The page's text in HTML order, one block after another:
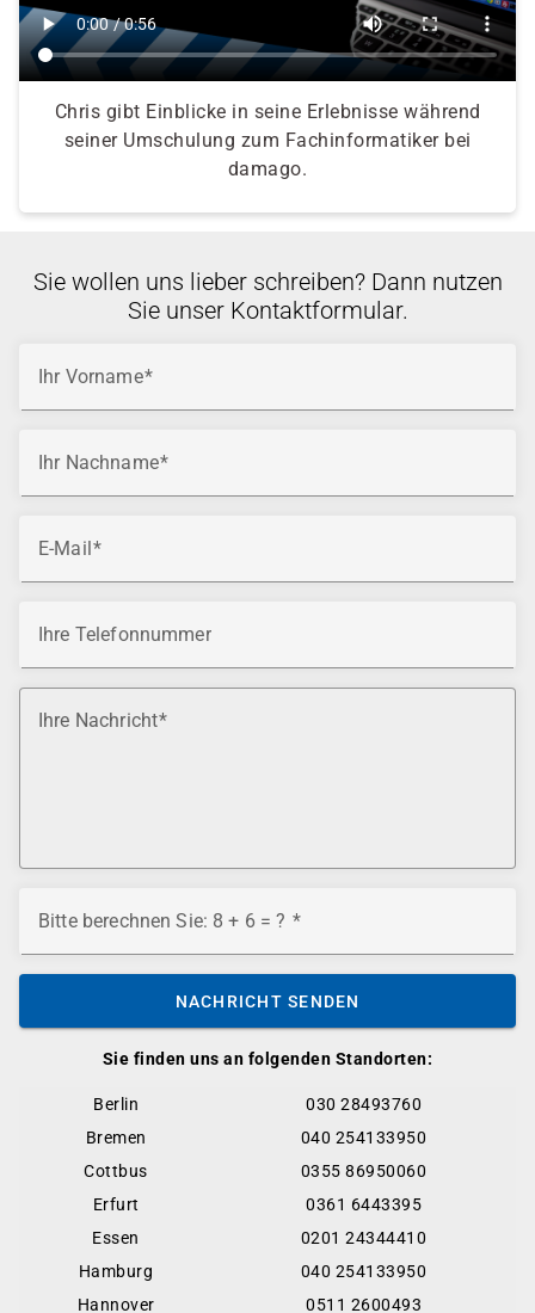
Chris gibt Einblicke in seine Erlebnisse während
seiner Umschulung zum Fachinformatiker bei
damago.
Sie finden uns an folgenden Standorten:
Berlin
030 28493760
Bremen
040 254133950
Cottbus
0355 86950060
Erfurt
0361 6443395
Essen
0201 24344410
Hamburg
040 254133950
Hannover
0511 2600493
Sie wollen uns lieber schreiben? Dann nutzen
Sie unser Kontaktformular.
Ihr Vorname
Ihr Nachname
E-Mail
Ihre Telefonnummer
Ihre Nachricht
Bitte berechnen Sie: 8 + 6 = ?
NACHRICHT SENDEN